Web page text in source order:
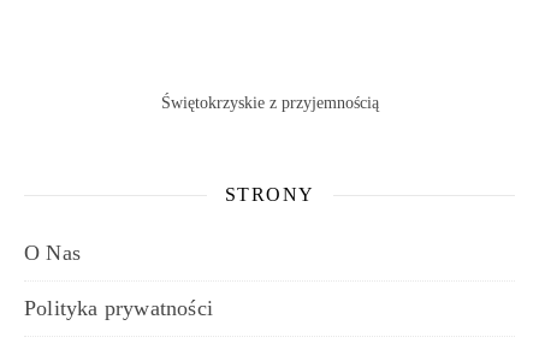
Świętokrzyskie z przyjemnością
STRONY
O Nas
Polityka prywatności